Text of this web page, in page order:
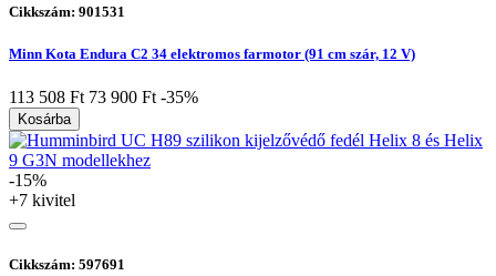
Cikkszám: 901531
Minn Kota Endura C2 34 elektromos farmotor (91 cm szár, 12 V)
113 508 Ft 73 900 Ft -35%
Kosárba
-15%
+7 kivitel
Cikkszám: 597691